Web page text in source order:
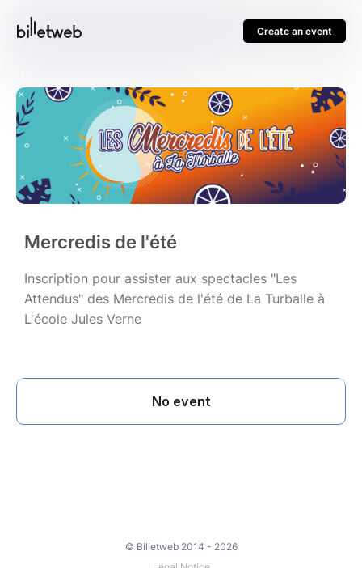
Create an event
Mercredis de l'été
Inscription pour assister aux spectacles "Les
Attendus" des Mercredis de l'été de La Turballe à
L'école Jules Verne
© Billetweb 2014 - 2026